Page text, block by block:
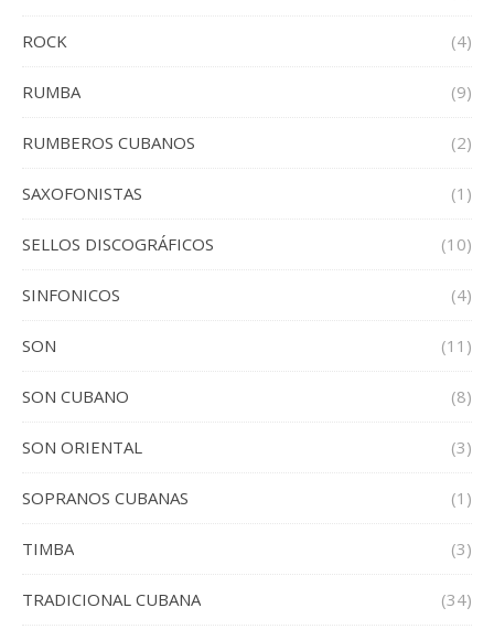
ROCK (4)
RUMBA (9)
RUMBEROS CUBANOS (2)
SAXOFONISTAS (1)
SELLOS DISCOGRÁFICOS (10)
SINFONICOS (4)
SON (11)
SON CUBANO (8)
SON ORIENTAL (3)
SOPRANOS CUBANAS (1)
TIMBA (3)
TRADICIONAL CUBANA (34)